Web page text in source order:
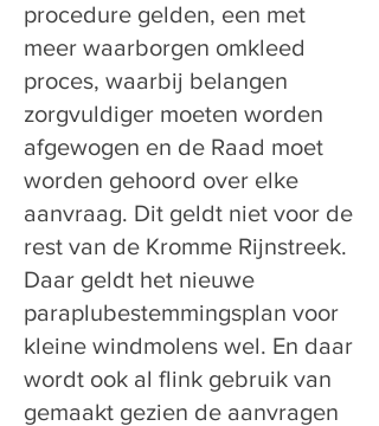
procedure gelden, een met
meer waarborgen omkleed
proces, waarbij belangen
zorgvuldiger moeten worden
afgewogen en de Raad moet
worden gehoord over elke
aanvraag. Dit geldt niet voor de
rest van de Kromme Rijnstreek.
Daar geldt het nieuwe
paraplubestemmingsplan voor
kleine windmolens wel. En daar
wordt ook al flink gebruik van
gemaakt gezien de aanvragen